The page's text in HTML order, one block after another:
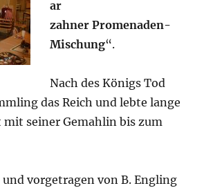
ar
zahner Promenaden-
Mischung“.
Nach des Königs Tod
das Reich und lebte lange
seiner Gemahlin bis zum
und vorgetragen von B. Engling